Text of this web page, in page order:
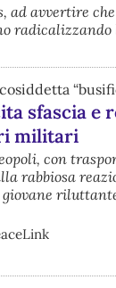
ad avvertire
radicalizzando
sfascia e
militari
con
rabbiosa
giovane